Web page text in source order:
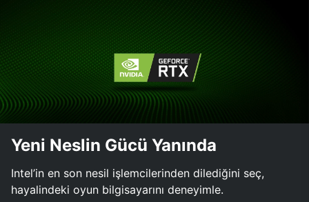
Yeni Neslin Gücü Yanında
Intel’in en son nesil işlemcilerinden dilediğini seç,
hayalindeki oyun bilgisayarını deneyimle.